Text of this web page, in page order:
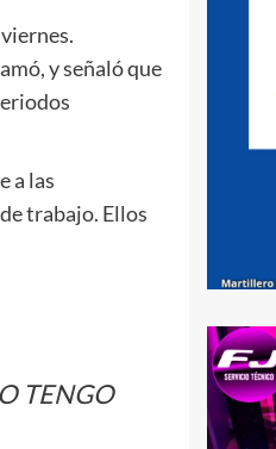
y señaló que
a las
trabajo. Ellos
TENGO